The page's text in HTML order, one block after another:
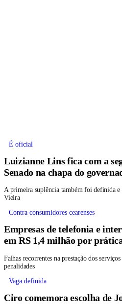
É oficial
Luizianne Lins fica com a
Senado na chapa do
A primeira suplência também foi definida e
Vieira
Contra consumidores cearenses
Empresas de telefonia e
em RS 1,4 milhão por
Falhas recorrentes na prestação dos
penalidades
Vaga definida
Ciro comemora escolha de